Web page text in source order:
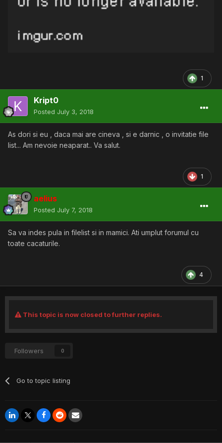
1
Kript0
Posted July 3, 2018
As dori si eu , daca mai are cineva , si e darnic , o invitatie file
list... Am nevoie neaparat.. Va salut.
1
aelius
Posted July 7, 2018
Sa va indes pula in filelist si in mamici. Ati umplut forumul cu
toate cacaturile.
4
This topic is now closed to further replies.
Followers 0
Go to topic listing